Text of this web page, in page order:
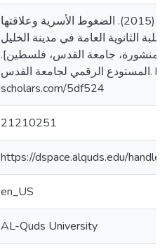
العويوي، تهاني عبدالله. (2015). الضغوط الأسرية وعلاقتها
الثانوية العامة في مدينة الخليل
منشورة، جامعة القدس، فلسطين].
المستودع الرقمي لجامعة القدس. https://arab-
scholars.com/5df524
21210251
https://dspace.alquds.edu/
en_US
AL-Quds University